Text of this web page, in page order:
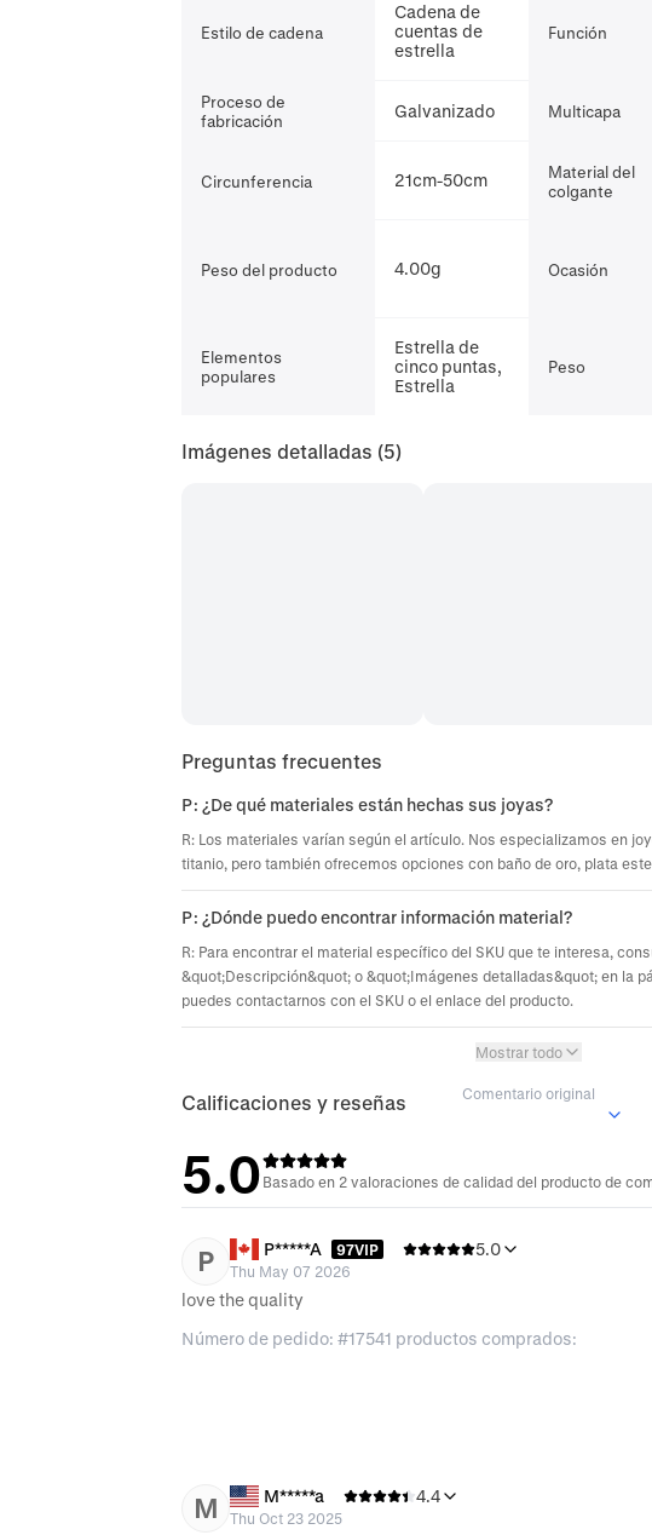
Estilo de cadena
Cadena de
cuentas de
estrella
Función
Proceso de
fabricación
Galvanizado Multicapa
Circunferencia 21cm-50cm
Material del
colgante
Peso del producto 4.00g Ocasión
Elementos
populares
Estrella de
cinco puntas,
Estrella
Peso
Imágenes detalladas (5)
Preguntas frecuentes
P: ¿De qué materiales están hechas sus joyas?
R: Los materiales varían según el artículo. Nos especializamos en
titanio, pero también ofrecemos opciones con baño de oro, plata
P: ¿Dónde puedo encontrar información material?
R: Para encontrar el material específico del SKU que te interesa,
&quot;Descripción&quot; o &quot;Imágenes detalladas&quot; en la
puedes contactarnos con el SKU o el enlace del producto.
Mostrar todo
Calificaciones y reseñas Comentario original
5.0Basado en 2 valoraciones de calidad del producto de
P P*****A 97VIP 5.0
Thu May 07 2026
love the quality
Número de pedido: #17541 productos comprados:
M M*****a 4.4
Thu Oct 23 2025